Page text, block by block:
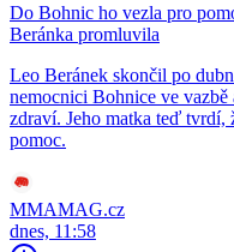
Do Bohnic ho vezla pro
Beránka promluvila
Leo Beránek skončil po
nemocnici Bohnice ve
zdraví. Jeho matka teď tvrdí,
pomoc.
MMAMAG.cz
dnes, 11:58